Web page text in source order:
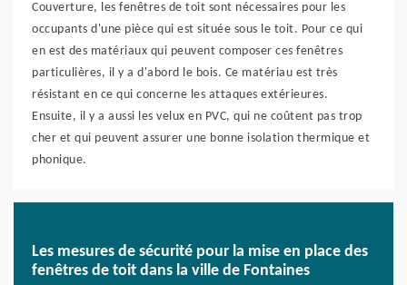
Couverture, les fenêtres de toit sont nécessaires pour les
occupants d'une pièce qui est située sous le toit. Pour ce qui
en est des matériaux qui peuvent composer ces fenêtres
particulières, il y a d'abord le bois. Ce matériau est très
résistant en ce qui concerne les attaques extérieures.
Ensuite, il y a aussi les velux en PVC, qui ne coûtent pas trop
cher et qui peuvent assurer une bonne isolation thermique et
phonique.
Les mesures de sécurité pour la mise en place des
fenêtres de toit dans la ville de Fontaines